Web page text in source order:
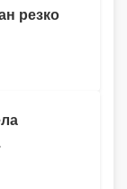
резко